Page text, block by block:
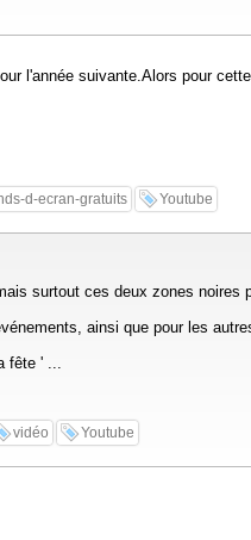
l'année suivante.Alors pour
d-ecran-gratuits Youtube
surtout ces deux zones noires
ainsi que pour les
fête ' ...
vidéo Youtube